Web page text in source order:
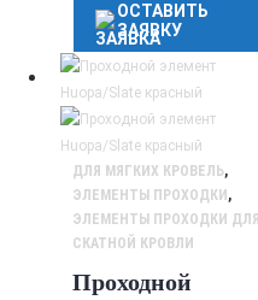
ОСТАВИТЬ
ЗАЯВКУ
ДЛЯ МЯГКИХ КРОВЕЛЬ,
ЭЛЕМЕНТЫ ПРОХОДКИ ,
ЭЛЕМЕНТЫ ПРОХОДКИ ДЛЯ
СКАТНОЙ КРОВЛИ
Проходной